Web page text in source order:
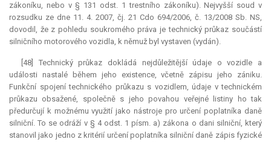
zákoníku, nebo v § 131 odst. 1 trestního zákoníku). Nejvyšší soud v
rozsudku ze dne 11. 4. 2007, čj. 21 Cdo 694/2006, č. 13/2008 Sb. NS,
dovodil, že z pohledu soukromého práva je technický průkaz součástí
silničního motorového vozidla, k němuž byl vystaven (vydán).
[48] Technický průkaz dokládá nejdůležitější údaje o vozidle a
události nastalé během jeho existence, včetně zápisu jeho zániku.
Funkční spojení technického průkazu s vozidlem, údaje v technickém
průkazu obsažené, společně s jeho povahou veřejné listiny ho tak
předurčují k možnému využití jako nástroje pro určení poplatníka daně
silniční. To se odráží v § 4 odst. 1 písm. a) zákona o dani silniční, který
stanovil jako jedno z kritérií určení poplatníka silniční daně zápis fyzické